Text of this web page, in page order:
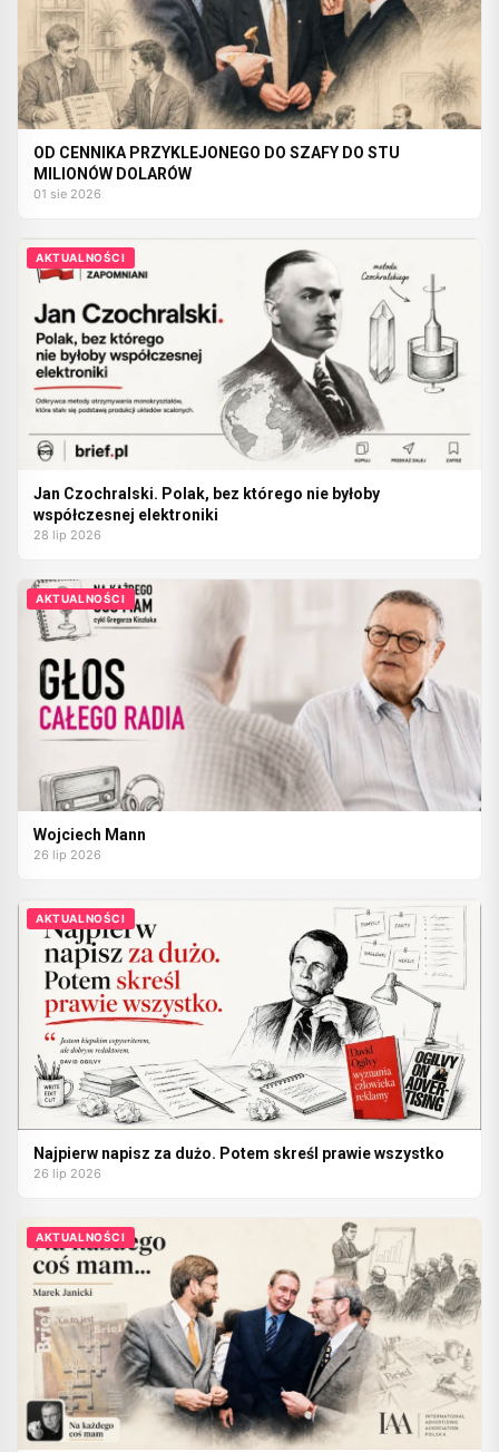
OD CENNIKA PRZYKLEJONEGO DO SZAFY DO STU
MILIONÓW DOLARÓW
01 sie 2026
AKTUALNOŚCI
Jan Czochralski. Polak, bez którego nie byłoby
współczesnej elektroniki
28 lip 2026
AKTUALNOŚCI
Wojciech Mann
26 lip 2026
AKTUALNOŚCI
Najpierw napisz za dużo. Potem skreśl prawie wszystko
26 lip 2026
AKTUALNOŚCI